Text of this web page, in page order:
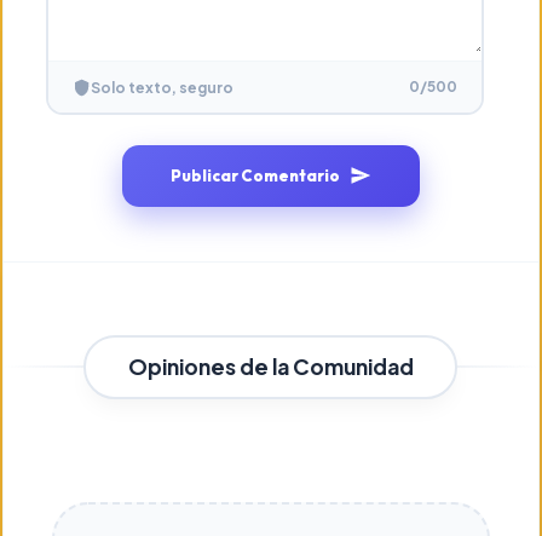
Solo texto, seguro 0/500
Publicar Comentario
Opiniones de la Comunidad